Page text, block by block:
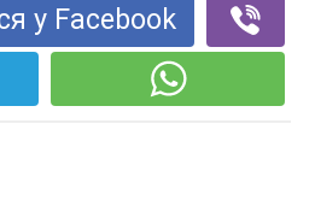
у Facebook